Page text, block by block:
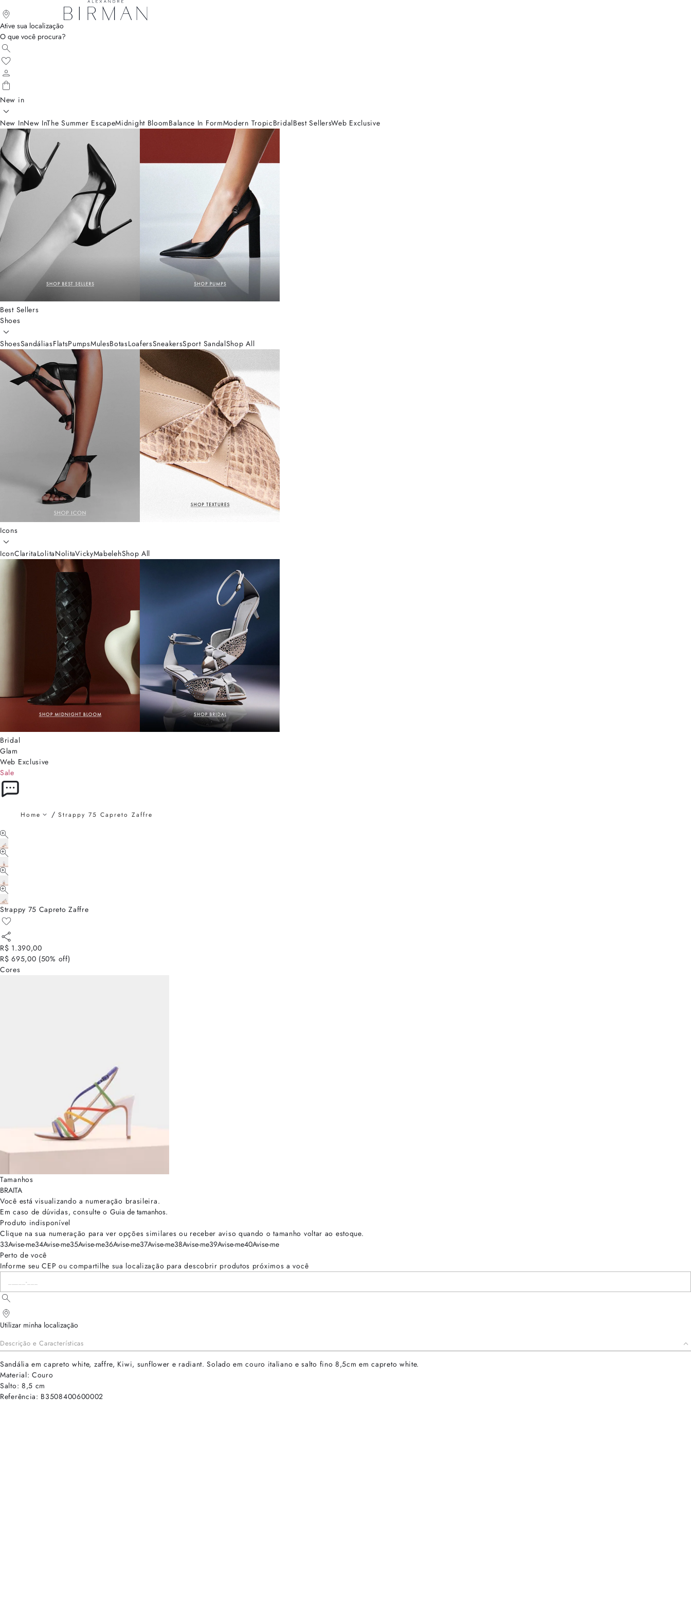
Ative sua localização
O que você procura?
New in
New InNew InThe Summer EscapeMidnight BloomBalance In FormModern TropicBridalBest SellersWeb Exclusive
Best Sellers
Shoes
ShoesSandáliasFlatsPumpsMulesBotasLoafersSneakersSport SandalShop All
Icons
IconClaritaLolitaNolitaVickyMabelehShop All
Bridal
Glam
Web Exclusive
Sale
Home Strappy 75 Capreto Zaffre
Strappy 75 Capreto Zaffre
R$ 1.390,00
R$ 695,00 (50% off)
Cores
Tamanhos
BRAITA
Você está visualizando a numeração brasileira.
Em caso de dúvidas, consulte o Guia de tamanhos.
Produto indisponível
Clique na sua numeração para ver opções similares ou receber aviso quando o tamanho voltar ao estoque.
33Avise-me34Avise-me35Avise-me36Avise-me37Avise-me38Avise-me39Avise-me40Avise-me
Perto de você
Informe seu CEP ou compartilhe sua localização para descobrir produtos próximos a você
Utilizar minha localização
Descrição e Características
Sandália em capreto white, zaffre, Kiwi, sunflower e radiant. Solado em couro italiano e salto fino 8,5cm em capreto white.
Material: Couro
Salto: 8,5 cm
Referência: B3508400600002